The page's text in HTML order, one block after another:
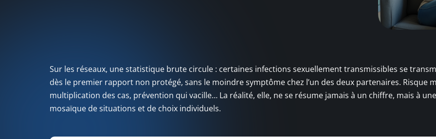
Sur les réseaux, une statistique brute circule : certaines infections sexuellement transmissibles se
dès le premier rapport non protégé, sans le moindre symptôme chez l’un des deux partenaires. Risque
multiplication des cas, prévention qui vacille… La réalité, elle, ne se résume jamais à un chiffre, mais à une
mosaïque de situations et de choix individuels.